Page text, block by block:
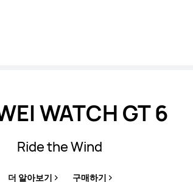
WATCH GT 6
Ride the Wind
더 알아보기 구매하기